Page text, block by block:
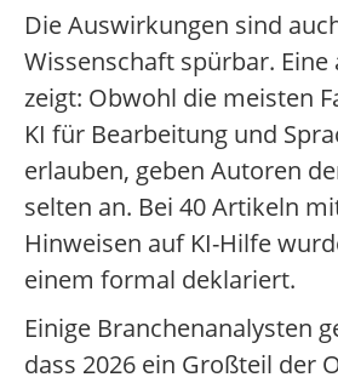
Die Auswirkungen sind
Wissenschaft spürbar. Eine
zeigt: Obwohl die meisten
KI für Bearbeitung und
erlauben, geben Autoren
selten an. Bei 40 Artikeln
Hinweisen auf KI-Hilfe
einem formal deklariert.
Einige Branchenanalysten
dass 2026 ein Großteil der